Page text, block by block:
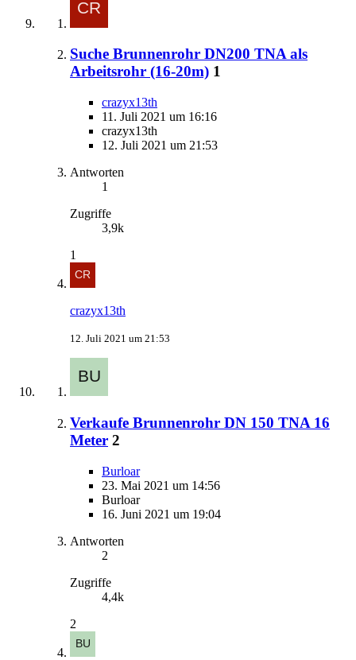
Suche Brunnenrohr DN200 TNA als
Arbeitsrohr (16-20m) 1
crazyx13th
11. Juli 2021 um 16:16
crazyx13th
12. Juli 2021 um 21:53
Antworten
1
Zugriffe
3,9k
1
crazyx13th
12. Juli 2021 um 21:53
Verkaufe Brunnenrohr DN 150 TNA 16
Meter 2
Burloar
23. Mai 2021 um 14:56
Burloar
16. Juni 2021 um 19:04
Antworten
2
Zugriffe
4,4k
2